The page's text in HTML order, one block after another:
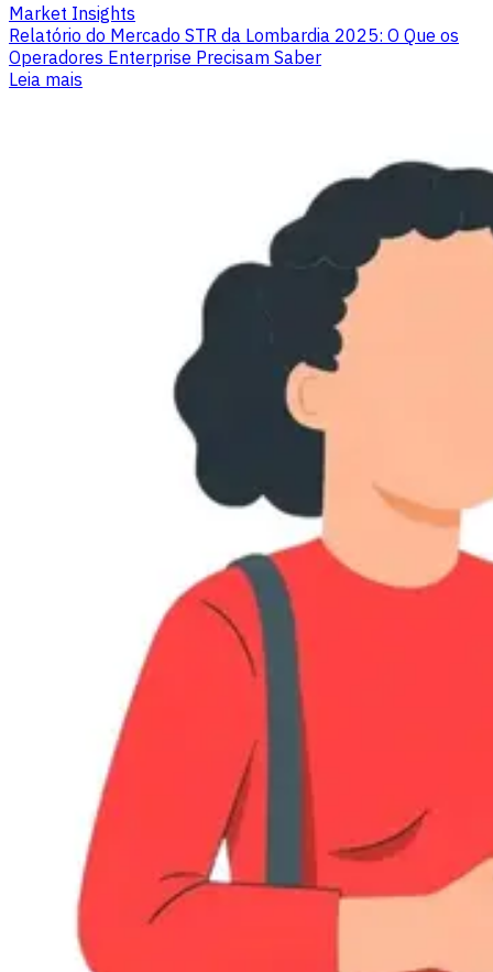
Market Insights
Relatório do Mercado STR da Lombardia 2025: O Que os
Operadores Enterprise Precisam Saber
Leia mais